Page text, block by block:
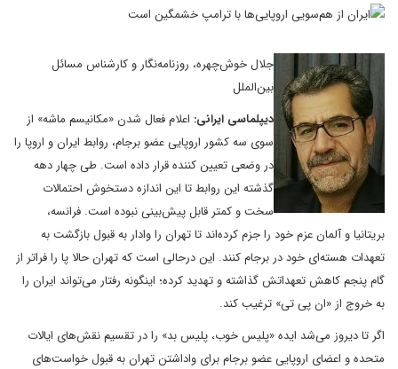
جلال خوش‌چهره، روزنامه‌نگار و کارشناس مسائل
بین‌الملل
دیپلماسی ایرانی: اعلام فعال شدن «مکانیسم ماشه» از
سوی‌ سه کشور اروپایی عضو برجام‌، روابط ایران و اروپا را
در وضعی تعیین کننده قرار داده است. طی چهار دهه
گذشته این روابط تا این اندازه دستخوش احتمالات
سخت و کمتر قابل پیش‌بینی نبوده است. فرانسه،
بریتانیا و آلمان عزم خود را جزم کرده‌اند تا تهران را وادار به قبول بازگشت به
تعهدات هسته‌ای خود در برجام کنند. این درحالی است که تهران حالا پا را فراتر از
گام پنجم کاهش تعهداتش گذاشته و تهدید کرده‌؛ اینگونه رفتار می‌تواند ایران را
به خروج از «ان پی تی» ترغیب کند.
اگر تا دیروز می‌شد ایده «پلیس خوب، پلیس بد» را در تقسیم نقش‌های ایالات
متحده و اعضای اروپایی عضو برجام برای واداشتن تهران به قبول خواست‌های